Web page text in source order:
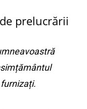
prelucrării